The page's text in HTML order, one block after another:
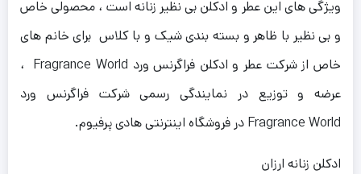
ویژگی های این عطر و ادکلن بی نظیر زنانه است ، محصولی خاص
و بی نظیر با ظاهر و بسته بندی شیک و با کلاس برای خانم های
خاص از شرکت عطر و ادکلن فراگرنس ورد Fragrance World ،
عرضه و توزیع در نمایندگی رسمی شرکت فراگرنس ورد
Fragrance World در فروشگاه اینترنتی هادی پرفیوم.
ادکلن زنانه ارزان